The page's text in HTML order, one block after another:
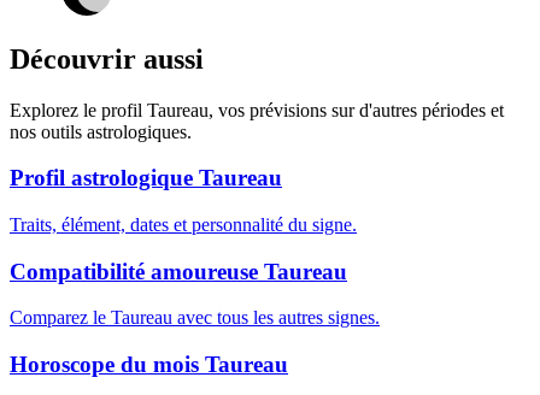
Découvrir aussi
Explorez le profil Taureau, vos prévisions sur d'autres périodes et
nos outils astrologiques.
Profil astrologique Taureau
Traits, élément, dates et personnalité du signe.
Compatibilité amoureuse Taureau
Comparez le Taureau avec tous les autres signes.
Horoscope du mois Taureau